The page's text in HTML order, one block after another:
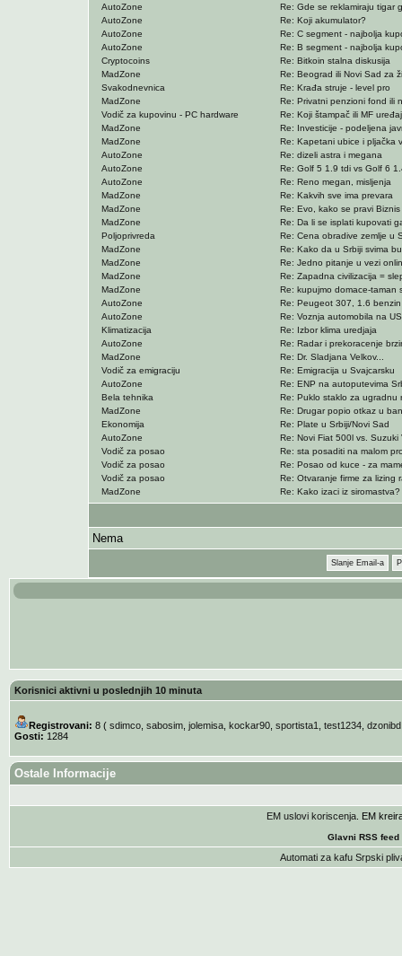
AutoZone
Re: Gde se reklamiraju tigar
AutoZone
Re: Koji akumulator?
AutoZone
Re: C segment - najbolja
AutoZone
Re: B segment - najbolja
Cryptocoins
Re: Bitkoin stalna diskusija
MadZone
Re: Beograd ili Novi Sad za
Svakodnevnica
Re: Krađa struje - level pro
MadZone
Re: Privatni penzioni fond ili
Vodič za kupovinu - PC hardware
Re: Koji štampač ili MF
MadZone
Re: Investicije - podeljena
MadZone
Re: Kapetani ubice i pljačka
AutoZone
Re: dizeli astra i megana
AutoZone
Re: Golf 5 1.9 tdi vs Golf 6
AutoZone
Re: Reno megan, misljenja
MadZone
Re: Kakvih sve ima prevara
MadZone
Re: Evo, kako se pravi
MadZone
Re: Da li se isplati kupovati
Poljoprivreda
Re: Cena obradive zemlje u
MadZone
Re: Kako da u Srbiji svima
MadZone
Re: Jedno pitanje u vezi
MadZone
Re: Zapadna civilizacija =
MadZone
Re: kupujmo domace-taman
AutoZone
Re: Peugeot 307, 1.6
AutoZone
Re: Voznja automobila na
Klimatizacija
Re: Izbor klima uredjaja
AutoZone
Re: Radar i prekoracenje
MadZone
Re: Dr. Sladjana Velkov...
Vodič za emigraciju
Re: Emigracija u Svajcarsku
AutoZone
Re: ENP na autoputevima
Bela tehnika
Re: Puklo staklo za ugradnu
MadZone
Re: Drugar popio otkaz u
Ekonomija
Re: Plate u Srbiji/Novi Sad
AutoZone
Re: Novi Fiat 500l vs. Suzuki
Vodič za posao
Re: sta posaditi na malom
Vodič za posao
Re: Posao od kuce - za
Vodič za posao
Re: Otvaranje firme za lizing
MadZone
Re: Kako izaci iz siromastva?
Nema
Slanje Email-a
Korisnici aktivni u poslednjih 10 minuta
Registrovani: 8 ( sdimco, sabosim, jolemisa, kockar90, sportista1 test1234, dzonibd
Gosti: 1284
Ostale Informacije
EM uslovi koriscenja . EM
Glavni RSS feed
Automati za kafu Srpski